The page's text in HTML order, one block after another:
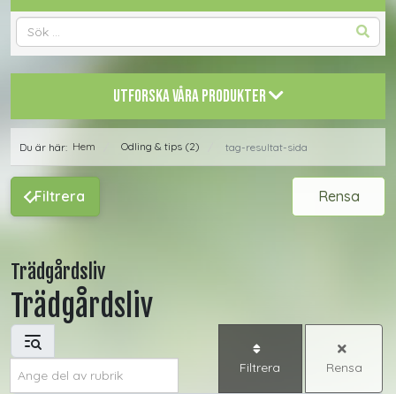
UTFORSKA VÅRA PRODUKTER
Du är här: Hem Odling & tips (2) tag-resultat-sida
Filtrera Rensa
Trädgårdsliv
Trädgårdsliv
Ange del av rubrik
Filtrera Rensa